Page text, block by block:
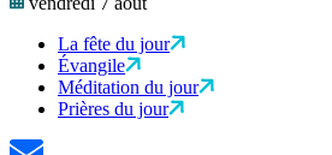
La fête du jour
Évangile
Méditation du jour
Prières du jour